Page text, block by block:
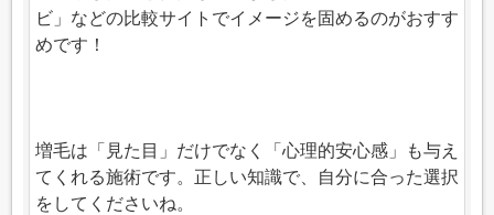
ビ」などの比較サイトでイメージを固めるのがおすす
めです！
増毛は「見た目」だけでなく「心理的安心感」も与え
てくれる施術です。正しい知識で、自分に合った選択
をしてくださいね。